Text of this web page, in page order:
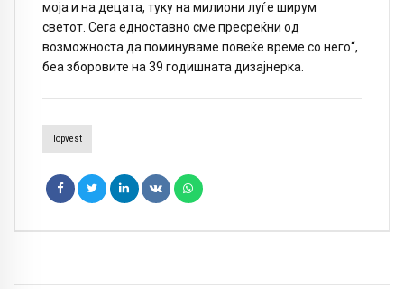
моја и на децата, туку на милиони луѓе ширум
светот. Сега едноставно сме пресреќни од
возможноста да поминуваме повеќе време со него“,
беа зборовите на 39 годишната дизајнерка.
Topvest